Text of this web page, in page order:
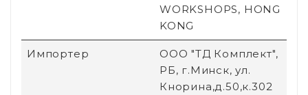
WORKSHOPS, HONG
KONG
Импортер
ООО "ТД Комплект",
РБ, г.Минск, ул.
Кнорина,д.50,к.302